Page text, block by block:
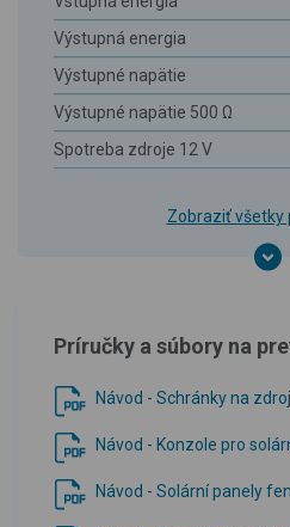
Výstupná energia
Výstupné napätie
Výstupné napätie 500 Ω
Spotreba zdroje 12 V
Zobraziť všetky
Príručky a súbory na
Návod - Schránky na
Návod - Konzole pro
Návod - Solární panely